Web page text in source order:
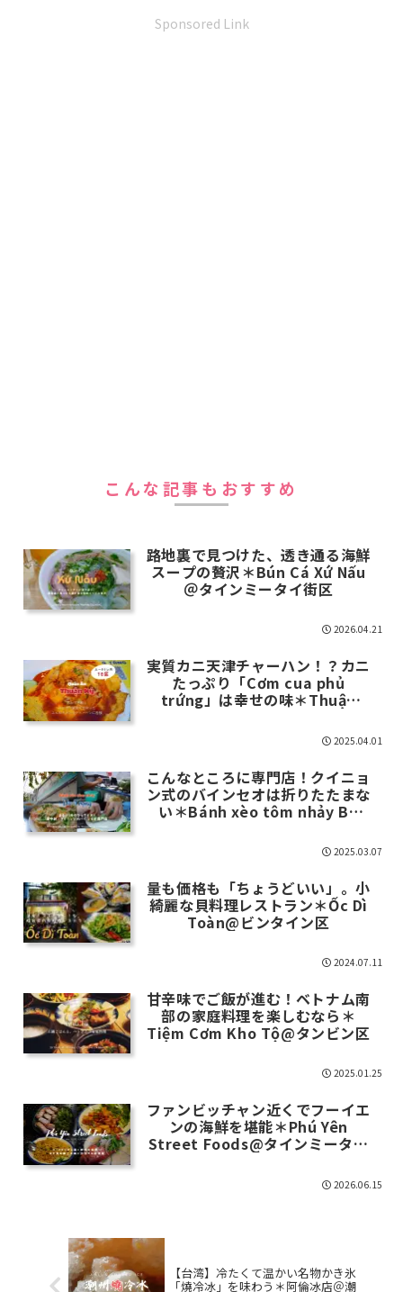
Sponsored Link
こんな記事もおすすめ
路地裏で見つけた、透き通る海鮮
スープの贅沢＊Bún Cá Xứ Nấu
＠タインミータイ街区
2026.04.21
実質カニ天津チャーハン！？カニ
たっぷり「Cơm cua phủ
trứng」は幸せの味＊Thuận
2025.04.01
こんなところに専門店！クイニョ
ン式のバインセオは折りたたまな
い＊Bánh xèo tôm nhảy Ba
2025.03.07
量も価格も「ちょうどいい」。小
綺麗な貝料理レストラン＊Ốc Dì
Toàn@ビンタイン区
2024.07.11
甘辛味でご飯が進む！ベトナム南
部の家庭料理を楽しむなら＊
Tiệm Cơm Kho Tộ@タンビン区
2025.01.25
ファンビッチャン近くでフーイエ
ンの海鮮を堪能＊Phú Yên
Street Foods@タインミータイ
2026.06.15
【台湾】冷たくて温かい名物かき氷
「燒冷冰」を味わう＊阿倫冰店＠潮